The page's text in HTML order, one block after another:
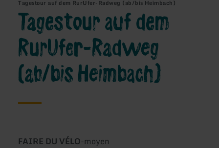
Tagestour auf dem RurUfer-Radweg (ab/bis Heimbach)
Tagestour auf dem
RurUfer-Radweg
(ab/bis Heimbach)
Type
FAIRE DU VÉLO-Difficulté:
moyen